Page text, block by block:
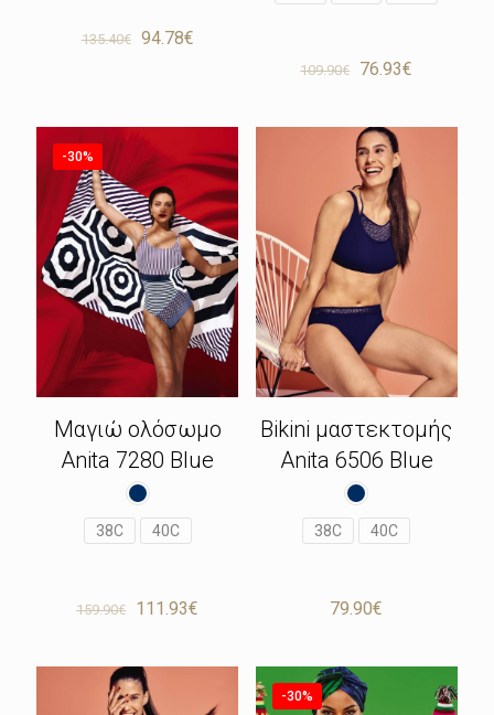
135.40€
Original
94.78€Η
109.90€
Original
109.90€.
76.93€
είναι:
-30%
Μαγιώ ολόσωμο
Anita 7280 Blue
38C 40C
159.90€
Original
159.90€.
111.93€
είναι:
111.93€.
Bikini μαστεκτομής
Anita 6506 Blue
38C 40C
79.90€
-30%